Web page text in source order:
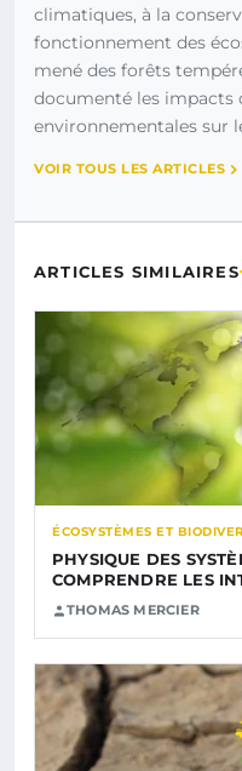
climatiques, à la
fonctionnement des
mené des forêts
documenté les impacts
environnementales sur
VOIR TOUS LES ARTICLES
ARTICLES SIMILAIRES
ÉCOSYSTÈMES ET
PHYSIQUE DES
COMPRENDRE LES
THOMAS MERCIER